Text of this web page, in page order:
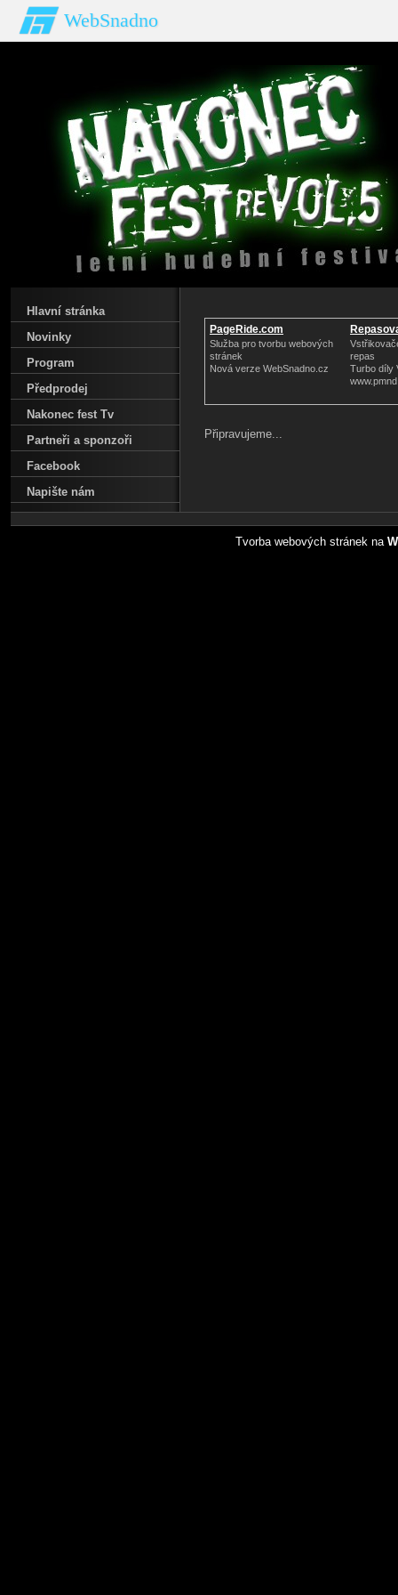
WebSnadno
PageRide.com
Služba pro tvorbu webových
stránek
Nová verze WebSnadno.cz
repas
Turbo díly
Připravujeme...
Hlavní stránka
Novinky
Program
Předprodej
Nakonec fest Tv
Partneři a sponzoři
Facebook
Napište nám
Tvorba webových stránek na